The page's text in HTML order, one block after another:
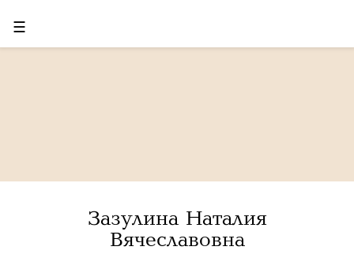
☰
Зазулина Наталия
Вячеславовна